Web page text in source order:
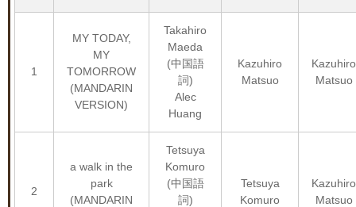
1
MY TODAY,
MY
TOMORROW
(MANDARIN
VERSION)
Takahiro
Maeda
(中国語
詞)
Alec
Huang
Kazuhiro
Matsuo
Kazuhiro
Matsuo
2
a walk in the
park
(MANDARIN
Tetsuya
Komuro
(中国語
詞)
Tetsuya
Komuro
Kazuhiro
Matsuo